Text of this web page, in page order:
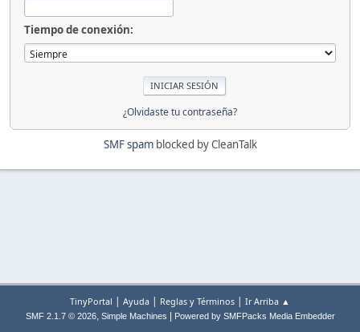
Tiempo de conexión:
¿Olvidaste tu contraseña?
SMF spamblocked by CleanTalk
TinyPortal | Ayuda | Reglas y Términos | Ir Arriba ▲
SMF 2.1.7 © 2026, Simple Machines Powered by SMFPacks Media Embedder